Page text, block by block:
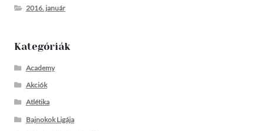
2016. január
Kategóriák
Academy
Akciók
Atlétika
Bajnokok Ligája